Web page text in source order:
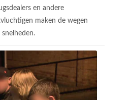
en andere
maken de wegen